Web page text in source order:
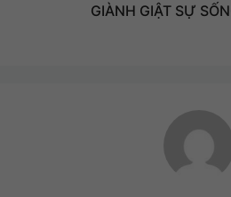
GIÀNH GIẬT SỰ